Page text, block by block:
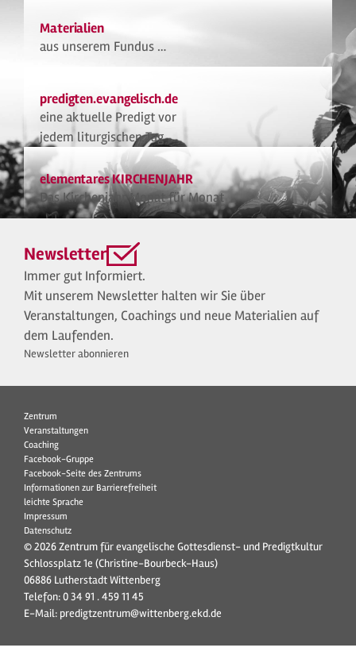
Materialien
aus unserem Fundus …
predigten.evangelisch.de
eine aktuelle Predigt vor
jedem liturgischen Tag
elementares KIRCHENJAHR
Das Kirchenjahr Monat für Monat
Newsletter
Immer gut Informiert.
Mit unserem Newsletter halten wir Sie über
Veranstaltungen, Coachings und neue Materialien auf
dem Laufenden.
Newsletter abonnieren
Zentrum
Veranstaltungen
Coaching
Facebook-Gruppe
Facebook-Seite des Zentrums
Informationen zur Barrierefreiheit
leichte Sprache
Impressum
Datenschutz
© 2026 Zentrum für evangelische Gottesdienst- und Predigtkultur
Schlossplatz 1e (Christine-Bourbeck-Haus)
06886 Lutherstadt Wittenberg
Telefon:0 34 91 . 459 11 45
E-Mail: predigtzentrum@wittenberg.ekd.de